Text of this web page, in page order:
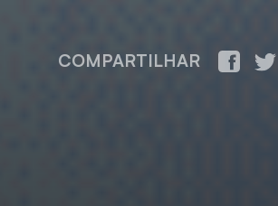
COMPARTILHAR